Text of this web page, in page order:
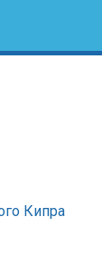
Кипра